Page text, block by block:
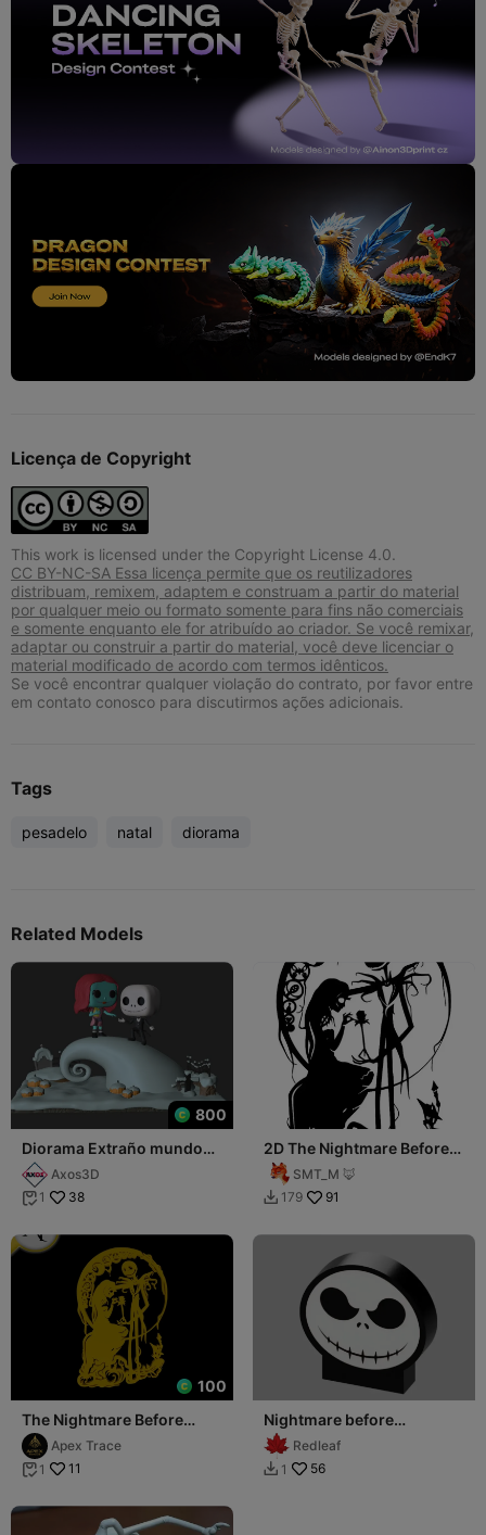
Licença de Copyright
This work is licensed under the Copyright License 4.0.
CC BY-NC-SA Essa licença permite que os reutilizadores
distribuam, remixem, adaptem e construam a partir do material
por qualquer meio ou formato somente para fins não comerciais
e somente enquanto ele for atribuído ao criador. Se você remixar,
adaptar ou construir a partir do material, você deve licenciar o
material modificado de acordo com termos idênticos.
Se você encontrar qualquer violação do contrato, por favor entre
em contato conosco para discutirmos ações adicionais.
Tags
pesadelo natal diorama
Related Models
800
Diorama Extraño mundo
de JackAxos3D
 1 38
2D The Nightmare Before
Christmas
SMT_M 🦊
 179 91
100
The Nightmare Before
Christmas - Silhouette -
Wall Art Decor
Apex Trace
 1 11
Nightmare before
christmas lightbox
Redleaf
 1 56